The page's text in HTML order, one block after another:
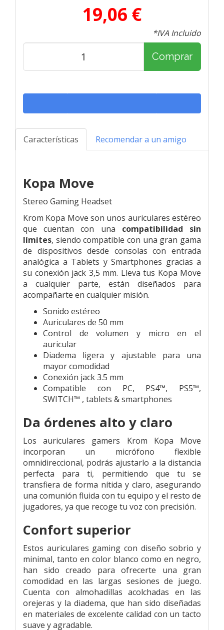
19,06 €
*IVA Incluido
Comprar
Características Recomendar a un amigo
Kopa Move
Stereo Gaming Headset
Krom Kopa Move son unos auriculares estéreo
que cuentan con una compatibilidad sin
límites, siendo compatible con una gran gama
de dispositivos desde consolas con entrada
analógica a Tablets y Smartphones gracias a
su conexión jack 3,5 mm. Lleva tus Kopa Move
a cualquier parte, están diseñados para
acompañarte en cualquier misión.
Sonido estéreo
Auriculares de 50 mm
Control de volumen y micro en el
auricular
Diadema ligera y ajustable para una
mayor comodidad
Conexión jack 3.5 mm
Compatible con PC, PS4™, PS5™,
SWITCH™ , tablets & smartphones
Da órdenes alto y claro
Los auriculares gamers Krom Kopa Move
incorporan un micrófono flexible
omnidireccional, podrás ajustarlo a la distancia
perfecta para ti, permitiendo que tu se
transfiera de forma nítida y claro, asegurando
una comunión fluida con tu equipo y el resto de
jugadores, ya que recoge tu voz con precisión.
Confort superior
Estos auriculares gaming con diseño sobrio y
minimal, tanto en color blanco como en negro,
han sido creado para ofrecerte una gran
comodidad en las largas sesiones de juego.
Cuenta con almohadillas acolchadas en las
orejeras y la diadema, que han sido diseñadas
en materiales de excelente calidad con un tacto
suave y agradable.